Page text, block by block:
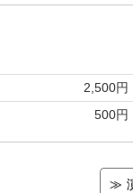
2,500円
500円